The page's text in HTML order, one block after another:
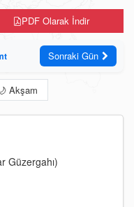
PDF Olarak İndir
Sonraki Gün
Akşam
Güzergahı)